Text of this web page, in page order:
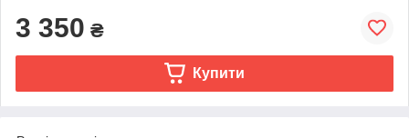
3 350 ₴
Купити